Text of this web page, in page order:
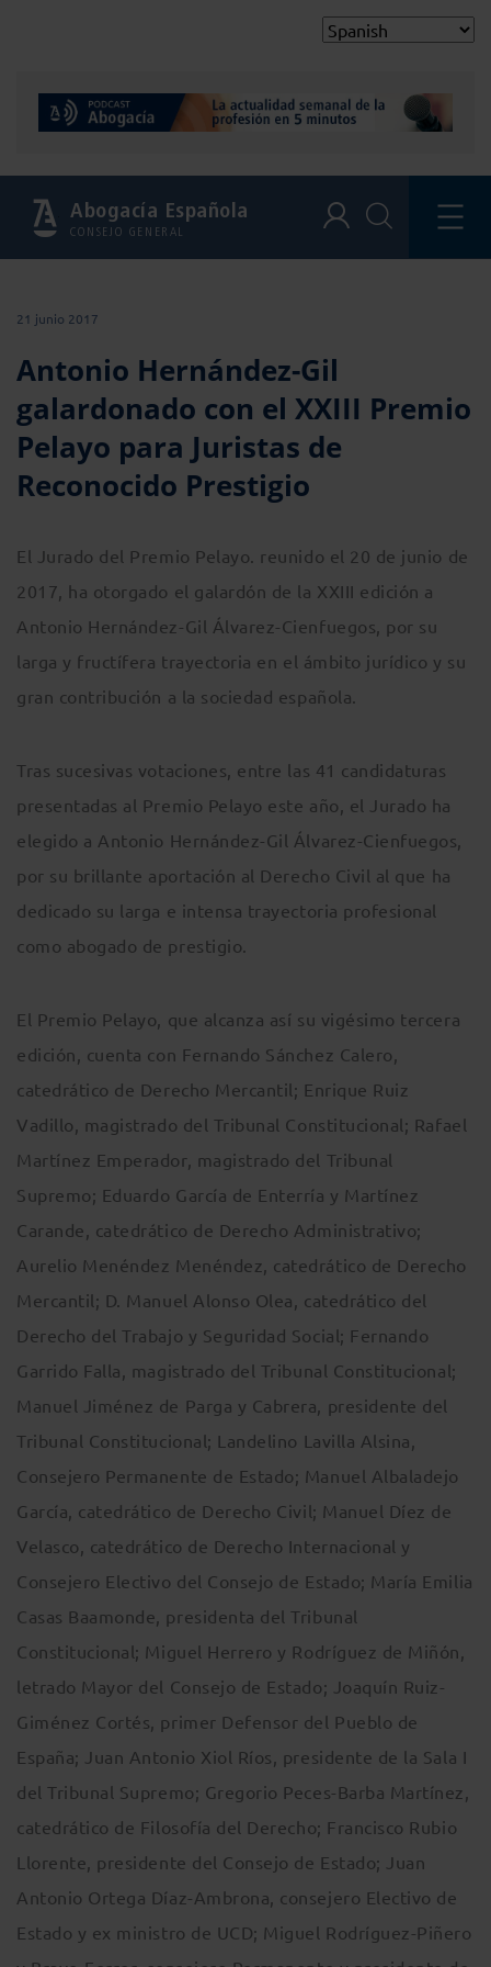
Abogacía Española
CONSEJO GENERAL
21 junio 2017
Antonio Hernández-Gil
galardonado con el XXIII Premio
Pelayo para Juristas de
Reconocido Prestigio
El Jurado del Premio Pelayo. reunido el 20 de junio de
2017, ha otorgado el galardón de la XXIII edición a
Antonio Hernández-Gil Álvarez-Cienfuegos, por su
larga y fructífera trayectoria en el ámbito jurídico y su
gran contribución a la sociedad española.
Tras sucesivas votaciones, entre las 41 candidaturas
presentadas al Premio Pelayo este año, el Jurado ha
elegido a Antonio Hernández-Gil Álvarez-Cienfuegos,
por su brillante aportación al Derecho Civil al que ha
dedicado su larga e intensa trayectoria profesional
como abogado de prestigio.
El Premio Pelayo, que alcanza así su vigésimo tercera
edición, cuenta con Fernando Sánchez Calero,
catedrático de Derecho Mercantil; Enrique Ruiz
Vadillo, magistrado del Tribunal Constitucional; Rafael
Martínez Emperador, magistrado del Tribunal
Supremo; Eduardo García de Enterría y Martínez
Carande, catedrático de Derecho Administrativo;
Aurelio Menéndez Menéndez, catedrático de Derecho
Mercantil; D. Manuel Alonso Olea, catedrático del
Derecho del Trabajo y Seguridad Social; Fernando
Garrido Falla, magistrado del Tribunal Constitucional;
Manuel Jiménez de Parga y Cabrera, presidente del
Tribunal Constitucional; Landelino Lavilla Alsina,
Consejero Permanente de Estado; Manuel Albaladejo
García, catedrático de Derecho Civil; Manuel Díez de
Velasco, catedrático de Derecho Internacional y
Consejero Electivo del Consejo de Estado; María Emilia
Casas Baamonde, presidenta del Tribunal
Constitucional; Miguel Herrero y Rodríguez de Miñón,
letrado Mayor del Consejo de Estado; Joaquín Ruiz-
Giménez Cortés, primer Defensor del Pueblo de
España; Juan Antonio Xiol Ríos, presidente de la Sala I
del Tribunal Supremo; Gregorio Peces-Barba Martínez,
catedrático de Filosofía del Derecho; Francisco Rubio
Llorente, presidente del Consejo de Estado; Juan
Antonio Ortega Díaz-Ambrona, consejero Electivo de
Estado y ex ministro de UCD; Miguel Rodríguez-Piñero